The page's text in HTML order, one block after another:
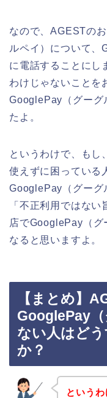
なので、AGESTの
ルペイ）について、
に電話することにし
わけじゃないことを
GooglePay（グーグ
たよ。
というわけで、も
使えずに困っている
GooglePay（グーグ
「不正利用ではな
店でGooglePay（グ
なると思いますよ。
【まとめ】
GooglePay
ない人はど
か？
という